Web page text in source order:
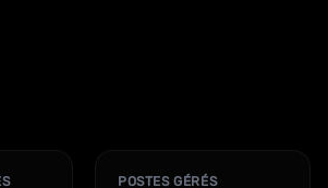
POSTES GÉRÉS